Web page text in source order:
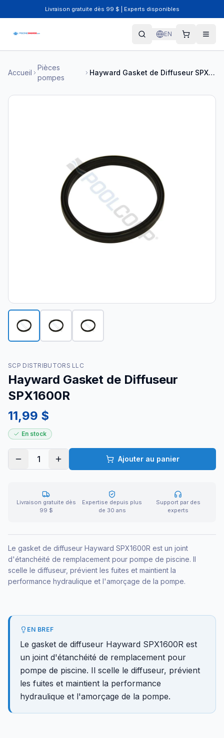
Livraison gratuite dès 99 $ | Experts disponibles
EN
Accueil
Pièces
pompes
Hayward Gasket de Diffuseur SPX1600R
SCP DISTRIBUTORS LLC
Hayward Gasket de Diffuseur
SPX1600R
11,99 $
En stock
1 Ajouter au panier
Livraison gratuite dès
99 $
Expertise depuis plus
de 30 ans
Support par des
experts
Le gasket de diffuseur Hayward SPX1600R est un joint
d'étanchéité de remplacement pour pompe de piscine. Il
scelle le diffuseur, prévient les fuites et maintient la
performance hydraulique et l'amorçage de la pompe.
EN BREF
Le gasket de diffuseur Hayward SPX1600R est
un joint d'étanchéité de remplacement pour
pompe de piscine. Il scelle le diffuseur, prévient
les fuites et maintient la performance
hydraulique et l'amorçage de la pompe.